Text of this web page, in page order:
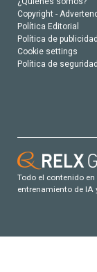
Copyright -
Política Editorial
Política de publicidad
Cookie settings
Política de seguridad
Todo el contenido
entrenamiento de IA